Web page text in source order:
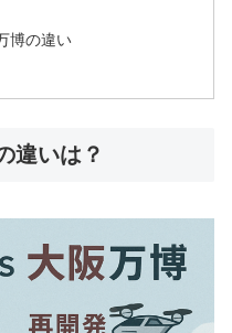
博の違い
違いは？